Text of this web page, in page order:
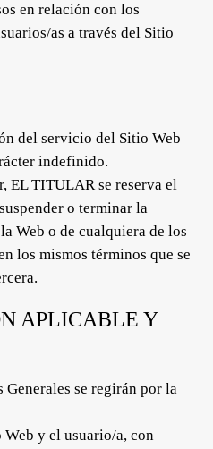
en relación con los
as a través del Sitio
del servicio del Sitio Web
indefinido.
EL TITULAR se reserva el
o terminar la
Web o de cualquiera de los
los mismos términos que se
APLICABLE Y
Generales se regirán por la
y el usuario/a, con